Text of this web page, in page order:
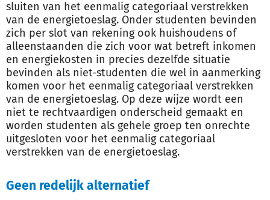
sluiten van het eenmalig categoriaal verstrekken
van de energietoeslag. Onder studenten bevinden
zich per slot van rekening ook huishoudens of
alleenstaanden die zich voor wat betreft inkomen
en energiekosten in precies dezelfde situatie
bevinden als niet-studenten die wel in aanmerking
komen voor het eenmalig categoriaal verstrekken
van de energietoeslag. Op deze wijze wordt een
niet te rechtvaardigen onderscheid gemaakt en
worden studenten als gehele groep ten onrechte
uitgesloten voor het eenmalig categoriaal
verstrekken van de energietoeslag.
Geen redelijk alternatief